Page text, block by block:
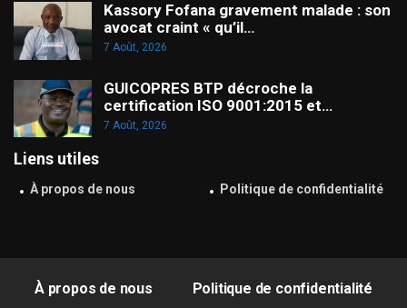
Kassory Fofana gravement malade : son
avocat craint « qu’il…
7 Août, 2026
GUICOPRES BTP décroche la
certification ISO 9001:2015 et…
7 Août, 2026
Liens utiles
À propos de nous Politique de confidentialité
À propos de nous Politique de confidentialité